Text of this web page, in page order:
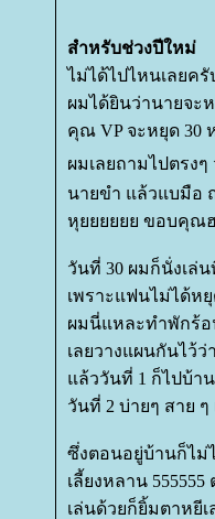
สำหรับช่วงปีใหม่
ไม่ได้ไปไหนเลยครั
ผมได้ยินว่านายจะ
คุณ VP จะหยุด 30
ผมเลยถามไปตรงๆ
นายขำ แล้วแบมือ
หุยยยยยย ขอบคุณ
วันที่ 30 ผมก็นั่งเล่
เพราะแฟนไม่ได้ห
ผมนี่แหละทำพักร้อ
เลยวางแผนกันไว้
ล้ววันที่ 1 ก็ไปบ้า
วันที่ 2 บ่ายๆ สาย
ซึ่งตอนอยู่บ้านก็ไม่
เลี้ยงหลาน
เล่นด้วยก็ยิ้มตาหยีเ